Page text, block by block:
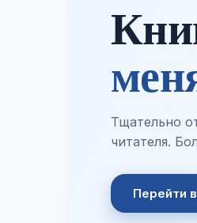
Тщательно
читателя.
Перейти